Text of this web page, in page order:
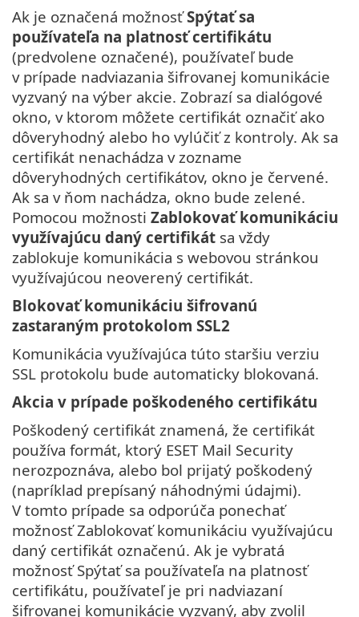
Ak je označená možnosťSpýtať sa
používateľa na platnosť certifikátu
(predvolene označené), používateľ bude
v prípade nadviazania šifrovanej komunikácie
vyzvaný na výber akcie. Zobrazí sa dialógové
okno, v ktorom môžete certifikát označiť ako
dôveryhodný alebo ho vylúčiť z kontroly. Ak sa
certifikát nenachádza v zozname
dôveryhodných certifikátov, okno je červené.
Ak sa v ňom nachádza, okno bude zelené.
Pomocou možnosti Zablokovať komunikáciu
využívajúcu daný certifikát sa vždy
zablokuje komunikácia s webovou stránkou
využívajúcou neoverený certifikát.
Blokovať komunikáciu šifrovanú
zastaraným protokolom SSL2
Komunikácia využívajúca túto staršiu verziu
SSL protokolu bude automaticky blokovaná.
Akcia v prípade poškodeného certifikátu
Poškodený certifikát znamená, že certifikát
používa formát, ktorý ESET Mail Security
nerozpoznáva, alebo bol prijatý poškodený
(napríklad prepísaný náhodnými údajmi).
V tomto prípade sa odporúča ponechať
možnosť Zablokovať komunikáciu využívajúcu
daný certifikát označenú. Ak je vybratá
možnosť Spýtať sa používateľa na platnosť
certifikátu, používateľ je pri nadviazaní
šifrovanej komunikácie vyzvaný, aby zvolil